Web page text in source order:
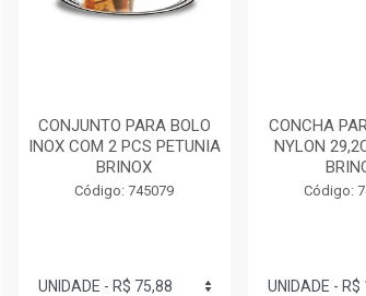
CONJUNTO PARA BOLO
INOX COM 2 PCS PETUNIA
BRINOX
Código: 745079
CONCHA
NYLON
Código: